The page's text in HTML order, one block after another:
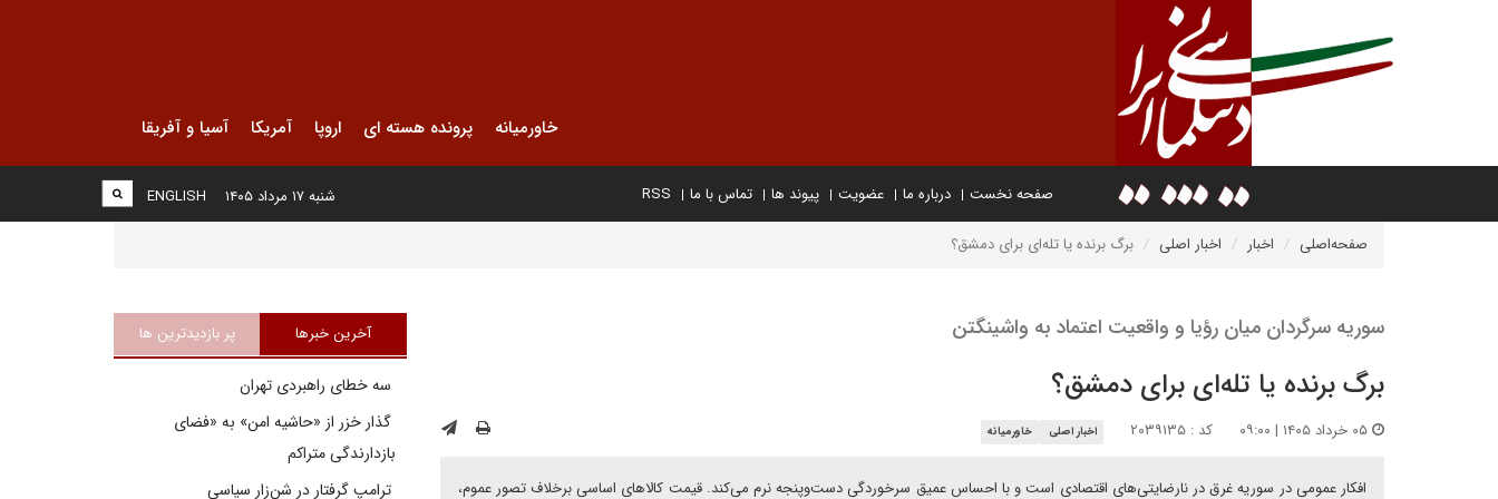
خاورمیانه پرونده هسته ای اروپا آمریکا آسیا و آفریقا
صفحه نخست درباره ما عضویت پیوند ها تماس با ما RSS
ENGLISH شنبه ۱۷ مرداد ۱۴۰۵
صفحه‌اصلی اخبار اخبار اصلی برگ برنده یا تله‌ای برای دمشق؟
سوریه سرگردان میان رؤیا و واقعیت اعتماد به واشینگتن
برگ برنده یا تله‌ای برای دمشق؟
کد : ۲۰۳۹۱۳۵ اخبار اصلی خاورمیانه
افکار عمومی در سوریه غرق در نارضایتی‌های اقتصادی است و با احساس عمیق سرخوردگی دست‌وپنجه نرم می‌کند. قیمت کالاهای اساسی برخلاف تصور عموم،
آخرین خبرها پر بازدیدترین ها
سه خطای راهبردی تهران
گذار خزر از «حاشیه امن» به «فضای
بازدارندگی متراکم
ترامپ گرفتار در شن‌زار سیاسی